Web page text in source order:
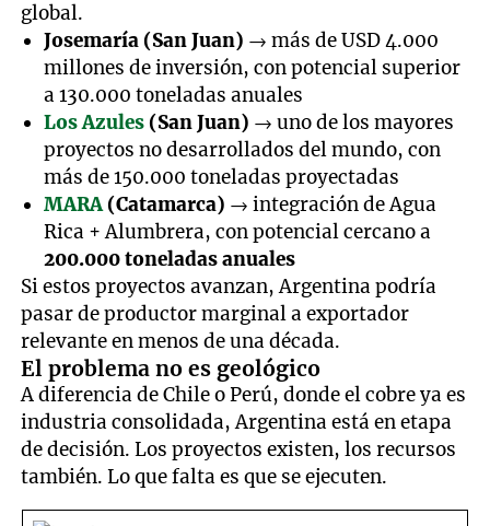
global.
Josemaría (San Juan) → más de USD 4.000
millones de inversión, con potencial superior
a 130.000 toneladas anuales
Los Azules(San Juan) → uno de los mayores
proyectos no desarrollados del mundo, con
más de 150.000 toneladas proyectadas
MARA(Catamarca) → integración de Agua
Rica + Alumbrera, con potencial cercano a
200.000 toneladas anuales
Si estos proyectos avanzan, Argentina podría
pasar de productor marginal a exportador
relevante en menos de una década.
El problema no es geológico
A diferencia de Chile o Perú, donde el cobre ya es
industria consolidada, Argentina está en etapa
de decisión. Los proyectos existen, los recursos
también. Lo que falta es que se ejecuten.